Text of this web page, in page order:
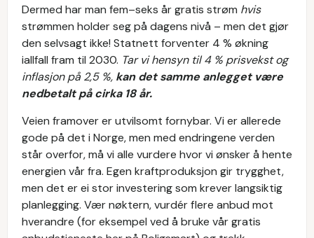
Dermed har man fem–seks år gratis strøm hvis
strømmen holder seg på dagens nivå – men det gjør
den selvsagt ikke! Statnett forventer 4 % økning
iallfall fram til 2030. Tar vi hensyn til 4 % prisvekst og
inflasjon på 2,5 %, kan det samme anlegget være
nedbetalt på cirka 18 år.
Veien framover er utvilsomt fornybar. Vi er allerede
gode på det i Norge, men med endringene verden
står overfor, må vi alle vurdere hvor vi ønsker å hente
energien vår fra. Egen kraftproduksjon gir trygghet,
men det er ei stor investering som krever langsiktig
planlegging. Vær nøktern, vurdér flere anbud mot
hverandre (for eksempel ved å bruke vår gratis